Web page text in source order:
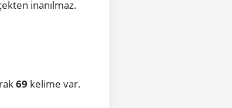
inanılmaz.
69 kelime var.